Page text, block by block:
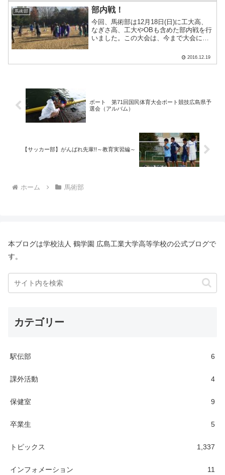
なので、練習する前は必ず.....
馬術部 部内戦！
今回、馬術部は12月18日(日)に工大高、
なぎさ高、工大やOBも含めた部内戦を行
いました。この大会は、今まで大会に出
もらうために、２年生の神﨑君や武田君
2016.12.19
ボート 第71回国民体育大会ボート競技広島県予
選会（アルバム）
【サッカー部】がんばれ先輩!!～教育実習編～
ホーム 馬術部
本ブログは学校法人 鶴学園 広島工業大学高等学校の公式ブログで
す。
カテゴリー
駅伝部 6
課外活動 4
保健室 9
卒業生 5
トピックス 1,337
インフォメーション 11